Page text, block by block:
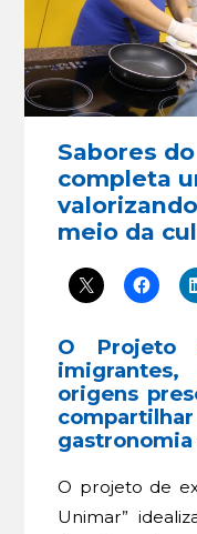
Sabores
completa
meio da
O Projeto
origens
O projeto de
Unimar”